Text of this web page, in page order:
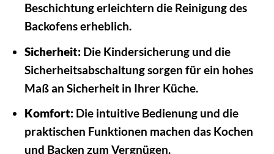
Beschichtung erleichtern die Reinigung des
Backofens erheblich.
Sicherheit:Die Kindersicherung und die
Sicherheitsabschaltung sorgen für ein hohes
Maß an Sicherheit in Ihrer Küche.
Komfort:Die intuitive Bedienung und die
praktischen Funktionen machen das Kochen
und Backen zum Vergnügen.